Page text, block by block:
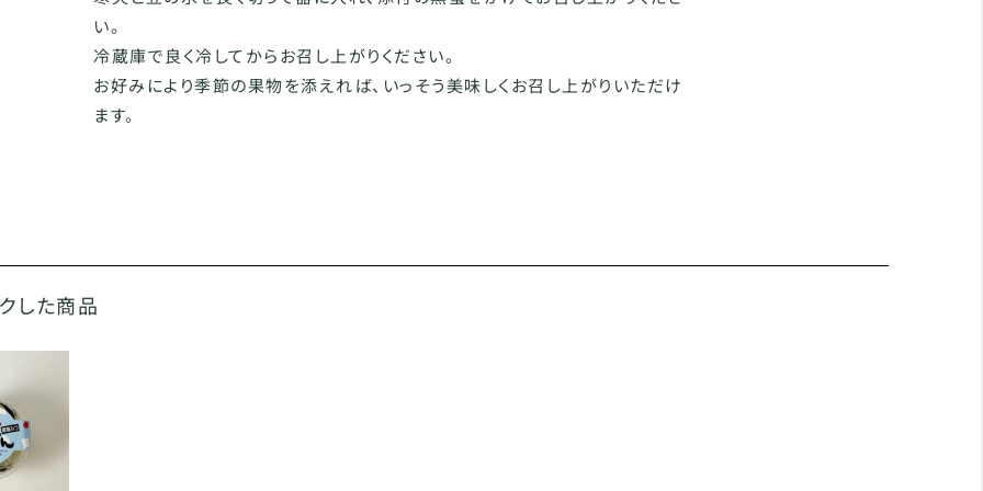
い。
冷蔵庫で良く冷してからお召し上がりください。
お好みにより季節の果物を添えれば、いっそう美味しくお召し上がりいただけ
ます。
した商品